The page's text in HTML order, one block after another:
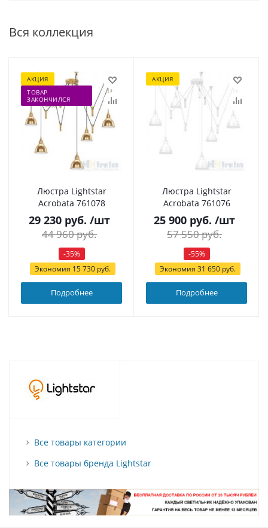
Вся коллекция
АКЦИЯ
ТОВАР
ЗАКОНЧИЛСЯ
Люстра Lightstar
Acrobata 761078
29 230 руб. /шт
44 960руб.
-35%
Экономия 15 730руб.
Подробнее
АКЦИЯ
Люстра Lightstar
Acrobata 761076
25 900 руб. /шт
57 550руб.
-55%
Экономия 31 650руб.
Подробнее
Все товары категории
Все товары бренда Lightstar